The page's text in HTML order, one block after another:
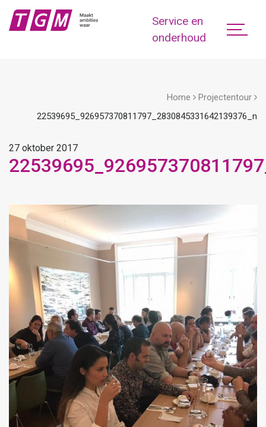
Service en
onderhoud
Home
Projectentour
22539695_926957370811797_2830845331642139376_n
27 oktober 2017